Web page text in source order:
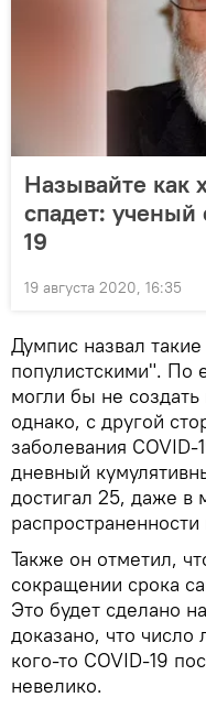
Называйте как
спадет: ученый
19
19 августа 2020, 16:35
Думпис назвал
популистскими". По
могли бы не
однако, с другой
заболевания
дневный
достигал 25, даже в
распространенности
Также он отметил,
сокращении срока
Это будет сделано
доказано, что
кого-то COVID-19
невелико.